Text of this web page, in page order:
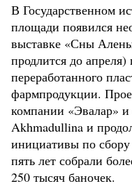
В Государственном
площади появился
выставке «Сны
продлится до апреля)
переработанного
фармпродукции.
компании «Эвалар»
Akhmadullina и
инициативы по сбору
пять лет собрали
250 тысяч баночек.